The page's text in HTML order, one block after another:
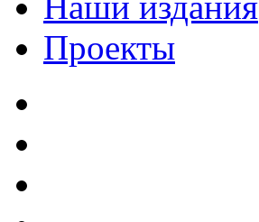
Проекты